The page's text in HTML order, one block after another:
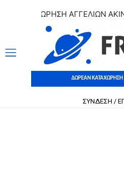
ΑΓΓΕΛΙΩΝ
ΔΩΡΕΑΝ ΚΑΤΑΧΩΡΗΣΗ
ΣΥΝΔΕΣΗ /